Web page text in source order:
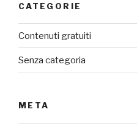
CATEGORIE
Contenuti gratuiti
Senza categoria
META